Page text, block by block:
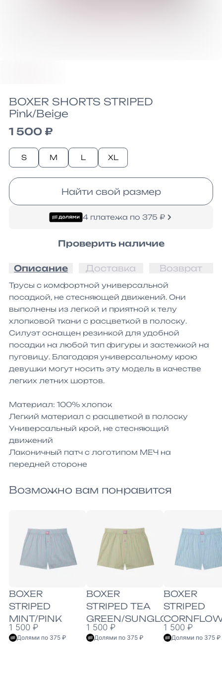
BOXER SHORTS STRIPED
Pink/Beige
1 500 ₽
S M L XL
Найти свой размер
4 платежа по 375 ₽
Проверить наличие
Описание Доставка Возврат
Трусы с комфортной универсальной
посадкой, не стесняющей движений. Они
выполнены из легкой и приятной к телу
хлопковой ткани с расцветкой в полоску.
Силуэт оснащен резинкой для удобной
посадки на любой тип фигуры и застежкой на
пуговицу. Благодаря универсальному крою
девушки могут носить эту модель в качестве
легких летних шортов.
Материал: 100% хлопок
Легкий материал с расцветкой в полоску
Универсальный крой, не стесняющий
движений
Лаконичный патч с логотипом МЕЧ на
передней стороне
Возможно вам понравится
BOXER
STRIPED
MINT/PINK
1 500 ₽
Долями по 375 ₽
BOXER
STRIPED TEA
GREEN/SUNGLOW
1 500 ₽
Долями по 375 ₽
BOXER
STRIPED
BLUE/
GREEN
1 500 ₽
Долями по 375 ₽